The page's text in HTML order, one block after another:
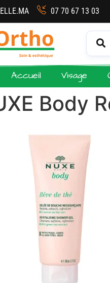
07 70 67 13 03
Accueil Visage
Body